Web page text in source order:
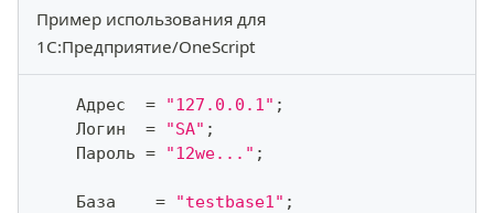
Пример использования для
1С:Предприятие/OneScript
    Адрес
= "127.0.0.1" ;
    Логин
= "SA" ;
    Пароль
= "12we..." ;
    База
= "testbase1" ;